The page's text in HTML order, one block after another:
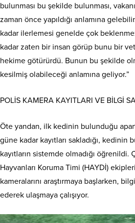
bulunması bu şekilde bulunması,
zaman önce yapıldığı anlamına
kadar ilerlemesi genelde çok
kadar zaten bir insan görüp bunu bir
hekime götürürdü. Bunun bu şekilde
kesilmiş olabileceği anlamına geliyor.”
POLİS KAMERA KAYITLARI VE BİLGİ
Öte yandan, ilk kedinin bulunduğu
güne kadar kayıtları sakladığı,
kayıtların sistemde olmadığı öğrenildi.
Hayvanları Koruma Timi (HAYDİ)
kameralarını araştırmaya başlarken,
ederek ulaşmaya çalışıyor.